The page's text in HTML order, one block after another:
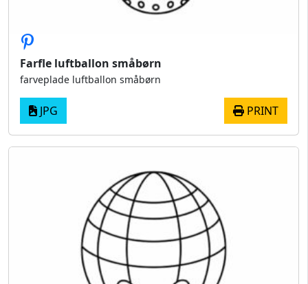
Farfle luftballon småbørn
farveplade luftballon småbørn
JPG PRINT